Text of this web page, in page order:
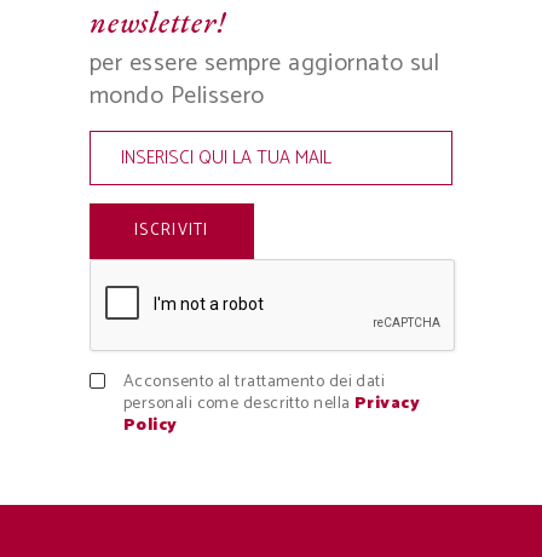
newsletter!
per essere sempre aggiornato sul
mondo Pelissero
Acconsento al trattamento dei dati
personali come descritto nella Privacy
Policy